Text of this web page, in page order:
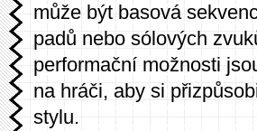
může být basová
padů nebo sólových
performační možnosti
na hráči, aby si
stylu.